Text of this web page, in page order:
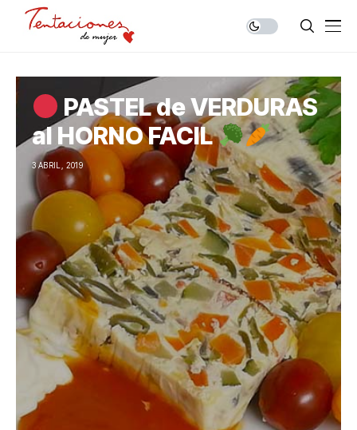
PASTEL de VERDURAS
al HORNO FACIL
3 ABRIL, 2019